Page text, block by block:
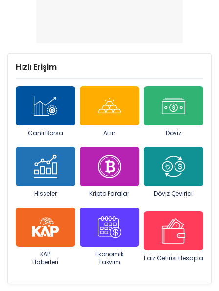
Hızlı Erişim
Canlı Borsa Altın Döviz
Hisseler Kripto Paralar Döviz Çevirici
KAP
Haberleri
Ekonomik
Takvim
Faiz Getirisi Hesapla